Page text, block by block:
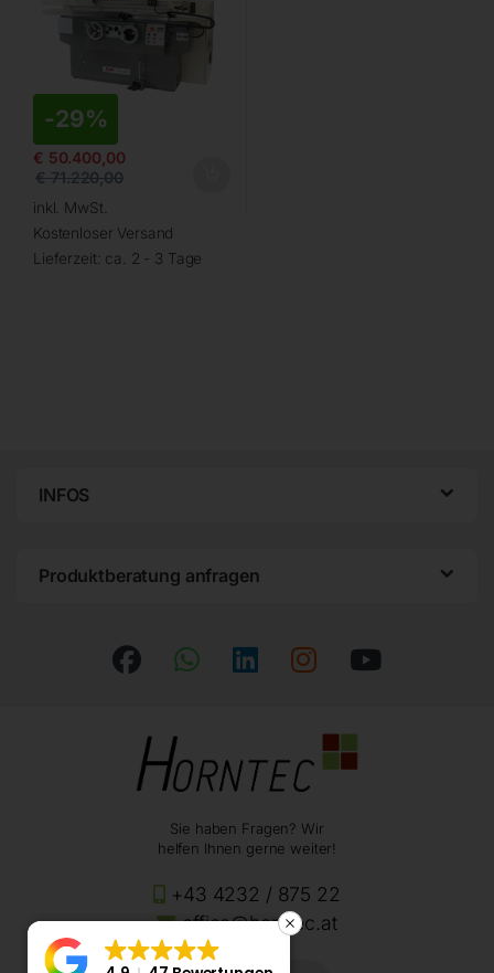
-29%
€ 50.400,00
€71.220,00
inkl. MwSt.
Kostenloser Versand
Lieferzeit: ca. 2 - 3 Tage
INFOS
Produktberatung anfragen
Sie haben Fragen? Wir
helfen Ihnen gerne weiter!
+43 4232 / 875 22
office@horntec.at